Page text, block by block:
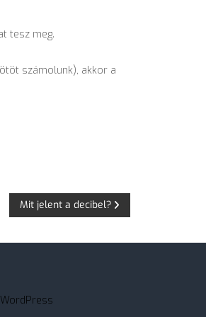
tesz meg.
számolunk), akkor a
Mit jelent a decibel?
WordPress